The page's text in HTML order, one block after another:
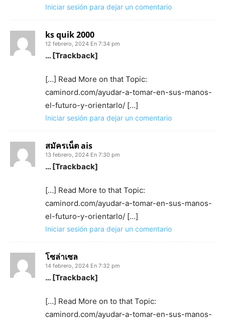
Iniciar sesión para dejar un comentario
ks quik 2000
12 febrero, 2024 En 7:34 pm
… [Trackback]
[…] Read More on that Topic:
caminord.com/ayudar-a-tomar-en-sus-manos-
el-futuro-y-orientarlo/ […]
Iniciar sesión para dejar un comentario
สมัครเน็ต ais
13 febrero, 2024 En 7:30 pm
… [Trackback]
[…] Read More to that Topic:
caminord.com/ayudar-a-tomar-en-sus-manos-
el-futuro-y-orientarlo/ […]
Iniciar sesión para dejar un comentario
โซล่าเซล
14 febrero, 2024 En 7:32 pm
… [Trackback]
[…] Read More on to that Topic:
caminord.com/ayudar-a-tomar-en-sus-manos-